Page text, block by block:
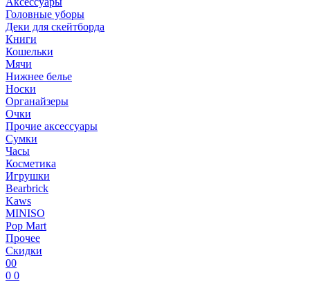
Головные уборы
Деки для скейтборда
Книги
Кошельки
Мячи
Нижнее белье
Носки
Органайзеры
Очки
Прочие аксессуары
Сумки
Часы
Косметика
Игрушки
Bearbrick
Kaws
MINISO
Pop Mart
Прочее
Скидки
00
0 0